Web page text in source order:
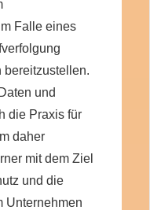
Falle eines
bereitzustellen.
und
die Praxis für
daher
mit dem Ziel
und die
Unternehmen